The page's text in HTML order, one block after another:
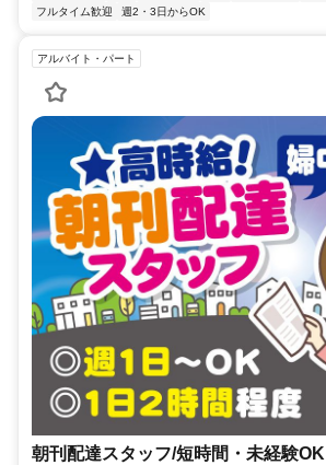
フルタイム歓迎
週2・3日からOK
アルバイト・パート
朝刊配達スタッフ/短時間・未経験OK